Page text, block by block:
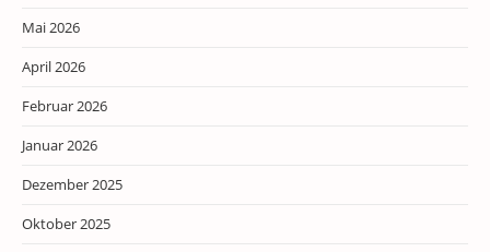
Mai 2026
April 2026
Februar 2026
Januar 2026
Dezember 2025
Oktober 2025